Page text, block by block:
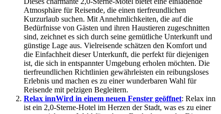
Atmosphäre für Reisende, die einen tierfreundlichen
Kurzurlaub suchen. Mit Annehmlichkeiten, die auf die
Bedürfnisse von Gästen und ihren Haustieren zugeschnitten
sind, zeichnet es sich durch seine gemütliche Unterkunft und
günstige Lage aus. Vielreisende schätzen den Komfort und
die Einfachheit dieser Unterkunft, die perfekt für diejenigen
ist, die sich in entspannter Umgebung erholen möchten. Die
tierfreundlichen Richtlinien gewährleisten ein reibungsloses
Erlebnis und machen es zu einer wunderbaren Wahl für
Reisende mit pelzigen Begleitern.
Relax innWird in einem neuen Fenster geöffnet: Relax inn
ist ein 2,0-Sterne-Hotel im Herzen der Stadt, was es zu einer